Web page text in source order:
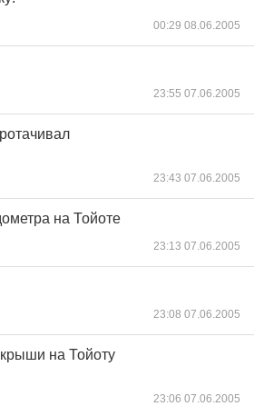
00:29 08.06.2005
23:55 07.06.2005
23:43 07.06.2005
на Тойоте
23:13 07.06.2005
23:08 07.06.2005
на Тойоту
23:06 07.06.2005